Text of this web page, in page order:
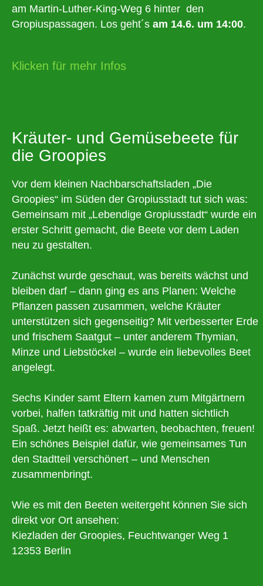
am Martin-Luther-King-Weg 6 hinter den
Gropiuspassagen. Los geht´s am 14.6. um 14:00.
Klicken für mehr Infos
Kräuter- und Gemüsebeete für
die Groopies
Vor dem kleinen Nachbarschaftsladen „Die
Groopies“ im Süden der Gropiusstadt tut sich was:
Gemeinsam mit „Lebendige Gropiusstadt“ wurde ein
erster Schritt gemacht, die Beete vor dem Laden
neu zu gestalten.
Zunächst wurde geschaut, was bereits wächst und
bleiben darf – dann ging es ans Planen: Welche
Pflanzen passen zusammen, welche Kräuter
unterstützen sich gegenseitig? Mit verbesserter Erde
und frischem Saatgut – unter anderem Thymian,
Minze und Liebstöckel – wurde ein liebevolles Beet
angelegt.
Sechs Kinder samt Eltern kamen zum Mitgärtnern
vorbei, halfen tatkräftig mit und hatten sichtlich
Spaß. Jetzt heißt es: abwarten, beobachten, freuen!
Ein schönes Beispiel dafür, wie gemeinsames Tun
den Stadtteil verschönert – und Menschen
zusammenbringt.
Wie es mit den Beeten weitergeht können Sie sich
direkt vor Ort ansehen:
Kiezladen der Groopies, Feuchtwanger Weg 1
12353 Berlin